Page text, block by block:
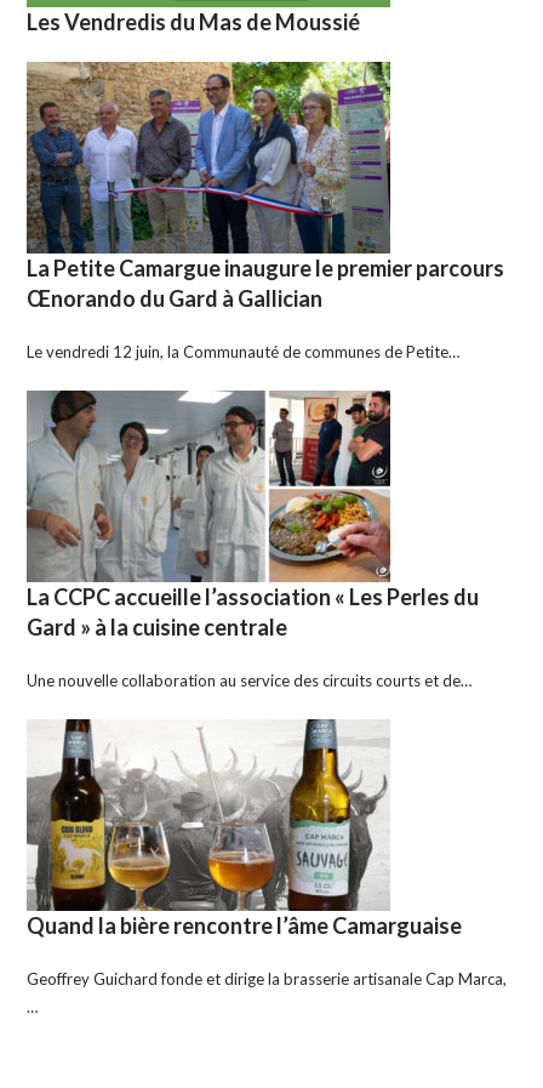
Les Vendredis du Mas de Moussié
La Petite Camargue inaugure le premier parcours
Œnorando du Gard à Gallician
Le vendredi 12 juin, la Communauté de communes de Petite…
La CCPC accueille l’association « Les Perles du
Gard » à la cuisine centrale
Une nouvelle collaboration au service des circuits courts et de…
Quand la bière rencontre l’âme Camarguaise
Geoffrey Guichard fonde et dirige la brasserie artisanale Cap Marca,
…